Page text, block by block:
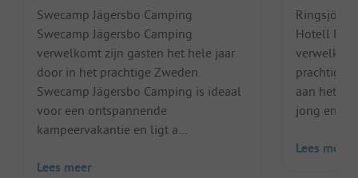
Swecamp Jägersbo Camping
Swecamp Jägersbo Camping
verwelkomt zijn gasten het hele jaar
door in het prachtige Zweden.
Swecamp Jägersbo Camping is ideaal
voor een ontspannende
kampeervakantie en ligt a...
Lees meer
Hotell
prachtige
aan het
jong en
Lees meer